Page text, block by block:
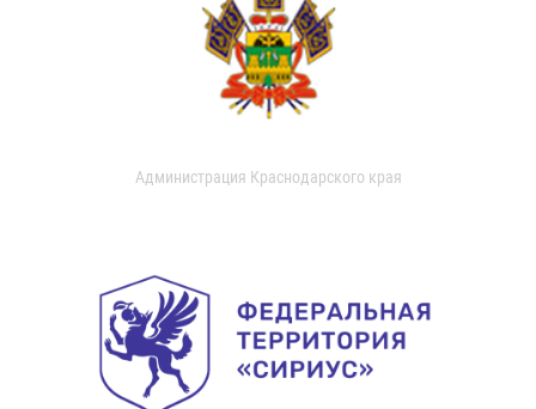
Администрация Краснодарского края